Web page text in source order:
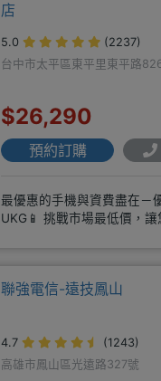
店
5.0
(2237)
台中市太平區東平里東平路
$26,290
預約訂購
最優惠的手機與資費盡在－
UKG📱 挑戰市場最低價，讓
聯強電信-遠技鳳山
4.7
(1243)
高雄市鳳山區光遠路327號